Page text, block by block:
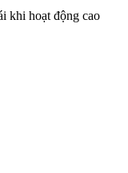
khi hoạt động cao